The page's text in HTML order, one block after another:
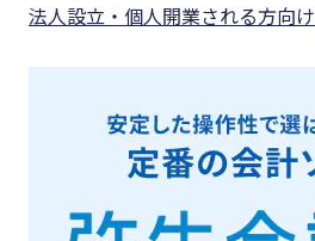
法人設立・個人開業される方向け